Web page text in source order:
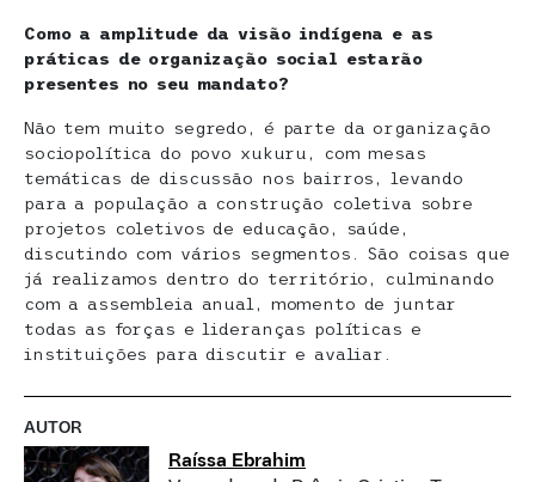
Como a amplitude da visão indígena e as
práticas de organização social estarão
presentes no seu mandato?
Não tem muito segredo, é parte da organização
sociopolítica do povo xukuru, com mesas
temáticas de discussão nos bairros, levando
para a população a construção coletiva sobre
projetos coletivos de educação, saúde,
discutindo com vários segmentos. São coisas que
já realizamos dentro do território, culminando
com a assembleia anual, momento de juntar
todas as forças e lideranças políticas e
instituições para discutir e avaliar.
AUTOR
Raíssa Ebrahim